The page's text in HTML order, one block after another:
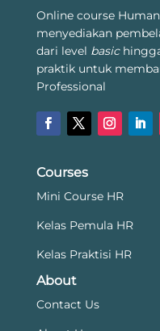
Online course
menyediakan
dari level basic
praktik untuk
Professional
Courses
Mini Course HR
Kelas Pemula HR
Kelas Praktisi HR
About
Contact Us